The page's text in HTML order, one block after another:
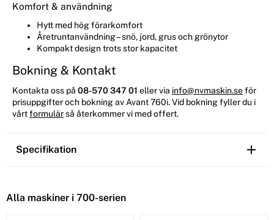
Komfort & användning
Hytt med hög förarkomfort
Åretruntanvändning – snö, jord, grus och grönytor
Kompakt design trots stor kapacitet
Bokning & Kontakt
Kontakta oss på 08-570 347 01 eller via info@nvmaskin.seför
prisuppgifter och bokning av Avant 760i. Vid bokning fyller du i
vårtformulärså återkommer vi med offert.
Specifikation
Alla maskiner i 700-serien